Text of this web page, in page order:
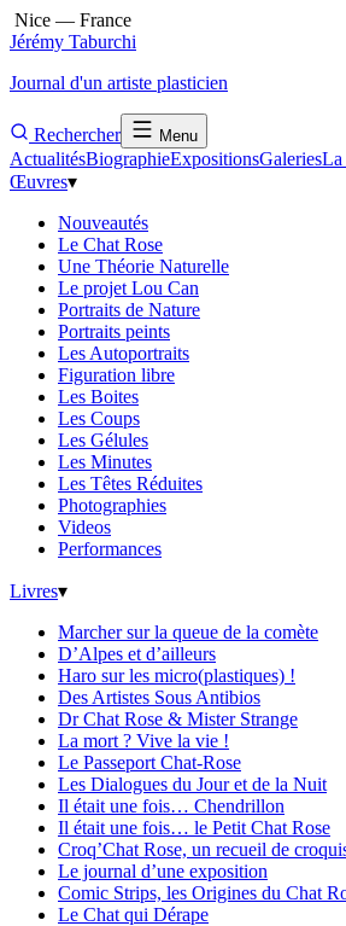
Nice — France
Jérémy Taburchi
Journal d'un artiste plasticien
Rechercher Menu
ActualitésBiographieExpositionsGaleriesLa
Œuvres▾
Nouveautés
Le Chat Rose
Une Théorie Naturelle
Le projet Lou Can
Portraits de Nature
Portraits peints
Les Autoportraits
Figuration libre
Les Boites
Les Coups
Les Gélules
Les Minutes
Les Têtes Réduites
Photographies
Videos
Performances
Livres▾
Marcher sur la queue de la comète
D’Alpes et d’ailleurs
Haro sur les micro(plastiques) !
Des Artistes Sous Antibios
Dr Chat Rose & Mister Strange
La mort ? Vive la vie !
Le Passeport Chat-Rose
Les Dialogues du Jour et de la Nuit
Il était une fois… Chendrillon
Il était une fois… le Petit Chat Rose
Croq’Chat Rose, un recueil de
Le journal d’une exposition
Comic Strips, les Origines du Chat
Le Chat qui Dérape